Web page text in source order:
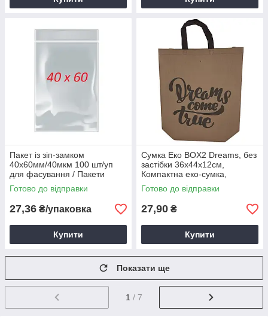
Пакет із зіп-замком
40х60мм/40мкм 100 шт/уп
для фасування / Пакети
гріппери zip lock
поліетиленові на застібці
Готово до відправки
27,36 ₴/упаковка
Купити
Сумка Еко BOX2 Dreams, без
застібки 36х44х12см,
Компактна еко-сумка,
Багаторазова сумка без
замка
Готово до відправки
27,90 ₴
Купити
Показати ще
1 / 7